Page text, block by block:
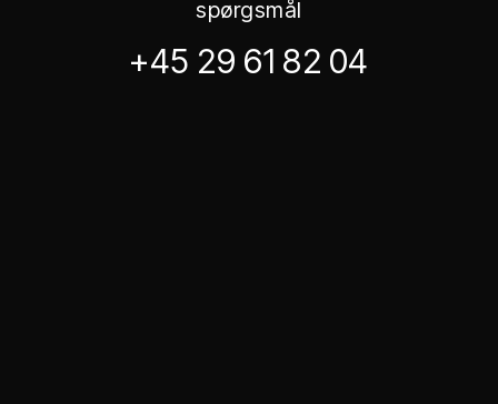
spørgsmål
+45 29 61 82 04